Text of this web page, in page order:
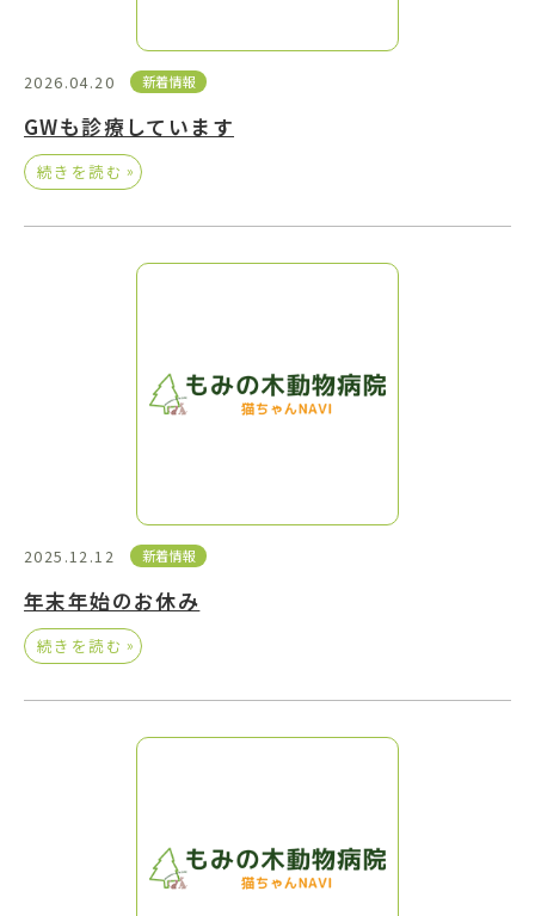
2026.04.20 新着情報
GWも診療しています
続きを読む »
2025.12.12 新着情報
年末年始のお休み
続きを読む »